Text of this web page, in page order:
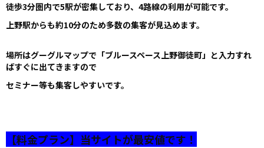
徒歩3分圏内で5駅が密集しており、4路線の利用が可能です。
上野駅からも約10分のため多数の集客が見込めます。
場所はグーグルマップで「ブルースペース上野御徒町」と入力すれ
ばすぐに出てきますので
セミナー等も集客しやすいです。
【料金プラン】当サイトが最安値です！